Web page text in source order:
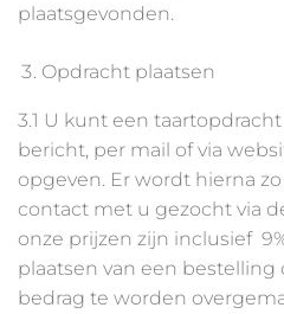
plaatsgevonden.
Opdracht plaatsen
3.1 U kunt een
bericht, per mail of via
opgeven. Er wordt hierna
contact met u gezocht via
onze prijzen zijn inclusief
plaatsen van een
bedrag te worden